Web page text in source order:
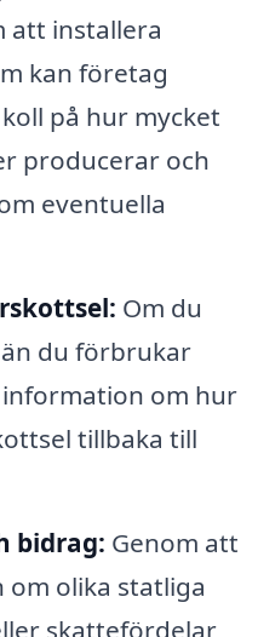
att installera
kan företag
på hur mycket
producerar och
eventuella
Om du
du förbrukar
om hur
tillbaka till
bidrag: Genom att
olika statliga
skattefördelar